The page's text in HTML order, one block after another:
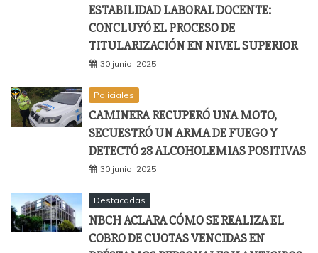
ESTABILIDAD LABORAL DOCENTE:
CONCLUYÓ EL PROCESO DE
TITULARIZACIÓN EN NIVEL SUPERIOR
30 junio, 2025
Policiales
CAMINERA RECUPERÓ UNA MOTO,
SECUESTRÓ UN ARMA DE FUEGO Y
DETECTÓ 28 ALCOHOLEMIAS POSITIVAS
30 junio, 2025
Destacadas
NBCH ACLARA CÓMO SE REALIZA EL
COBRO DE CUOTAS VENCIDAS EN